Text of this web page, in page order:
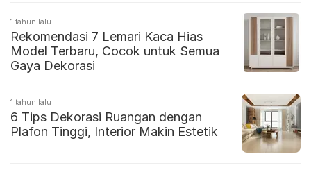
1 tahun lalu
Rekomendasi 7 Lemari Kaca Hias
Model Terbaru, Cocok untuk Semua
Gaya Dekorasi
1 tahun lalu
6 Tips Dekorasi Ruangan dengan
Plafon Tinggi, Interior Makin Estetik